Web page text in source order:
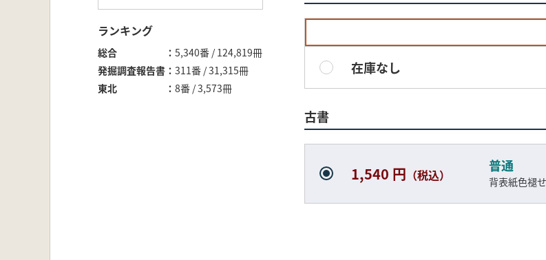
ランキング
総合
5,340番 / 124,819冊
発掘調査報告書
311番 / 31,315冊
東北
8番 / 3,573冊
在庫なし
古書
1,540 円 （税込）
普通
背表紙色褪